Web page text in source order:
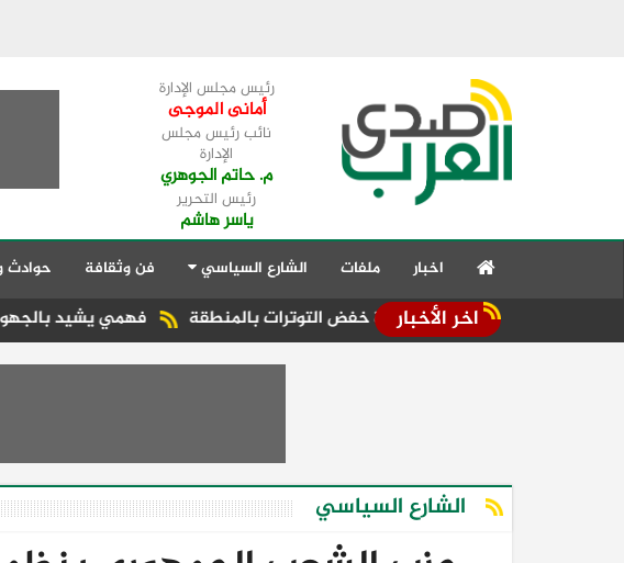
رئيس مجلس الإدارة
أمانى الموجى
نائب رئيس مجلس
الإدارة
م. حاتم الجوهري
رئيس التحرير
ياسر هاشم
اخبار ملفات الشارع السياسي فن وثقافة حوادث
اخر الأخبار فهمي يشيد بالجهود الدبلوماسية تؤكد ضرورة خفض التوترات بالمنطقة
الشارع السياسي